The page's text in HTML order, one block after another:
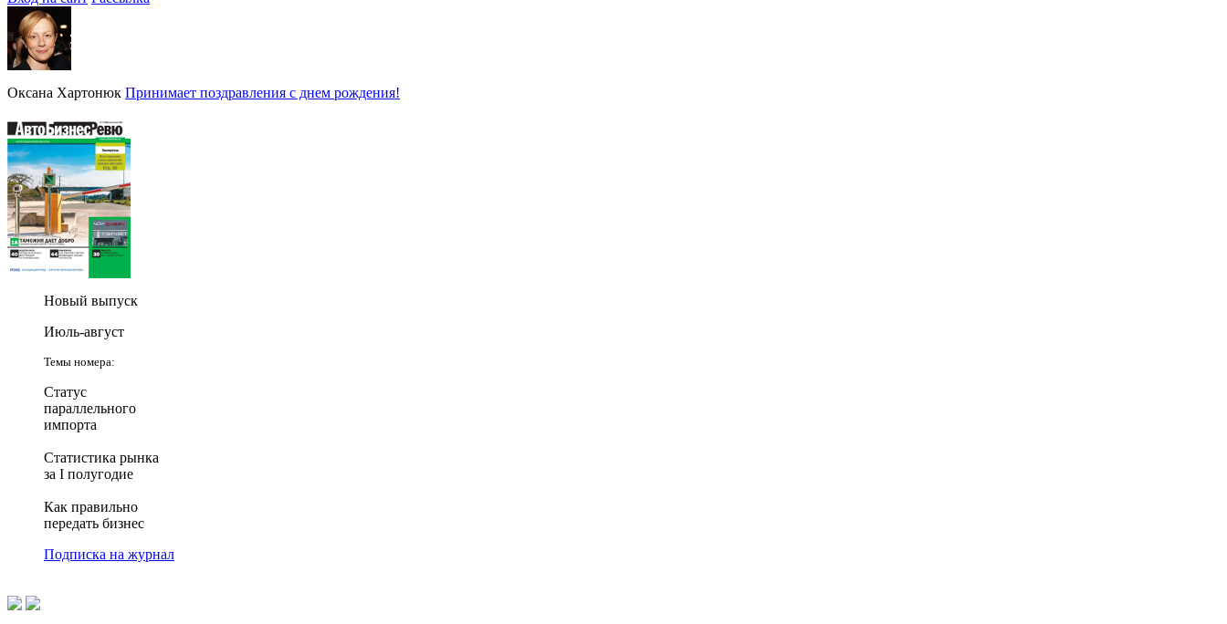
Оксана Хартонюк Принимает поздравления с днем рождения!
Новый выпуск
Июль-август
Темы номера:
Статус
параллельного
импорта
Статистика рынка
за I полугодие
Как правильно
передать бизнес
Подписка на журнал